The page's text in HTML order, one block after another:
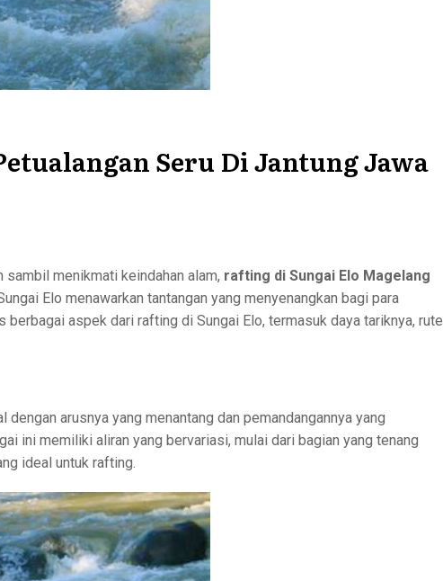
Seru Di Jantung Jawa
sambil menikmati keindahan alam, rafting di Sungai Elo Magelang
Elo menawarkan tantangan yang menyenangkan bagi para
aspek dari rafting di Sungai Elo, termasuk daya tariknya, rute
arusnya yang menantang dan pemandangannya yang
ini memiliki aliran yang bervariasi, mulai dari bagian yang tenang
ideal untuk rafting.